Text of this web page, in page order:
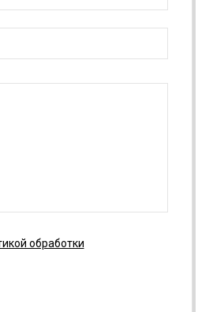
обработки